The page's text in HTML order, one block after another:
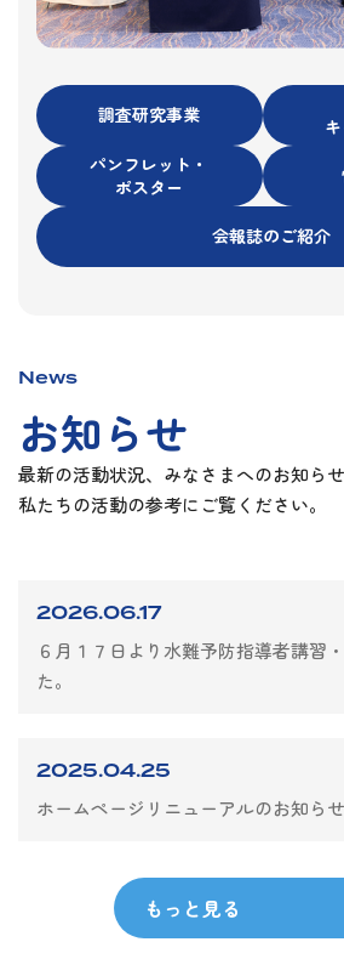
調査研究事業
パンフレット・
ポスター
会報誌のご紹介
News
お知らせ
最新の活動状況、みなさまへのお知ら
私たちの活動の参考にご覧ください。
2026.06.17
６月１７日より水難予防指導者講習
た。
2025.04.25
ホームページリニューアルのお知らせ
もっと見る